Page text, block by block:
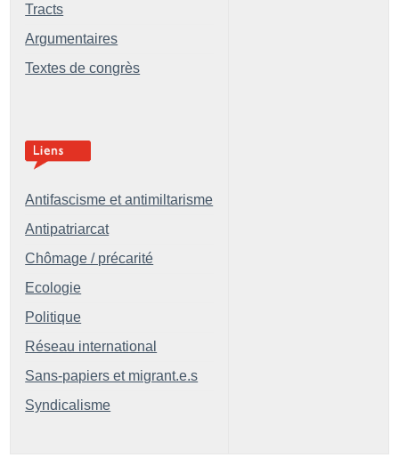
Tracts
Argumentaires
Textes de congrès
Antifascisme et antimiltarisme
Antipatriarcat
Chômage / précarité
Ecologie
Politique
Réseau international
Sans-papiers et migrant.e.s
Syndicalisme